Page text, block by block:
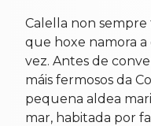
Calella non
que hoxe namora
vez. Antes de
máis fermosos da
pequena aldea
mar, habitada por